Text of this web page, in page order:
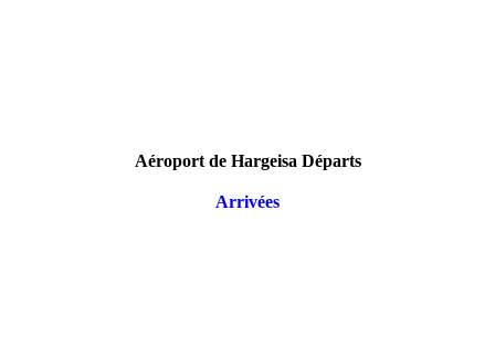
Aéroport de Hargeisa Départs
Arrivées